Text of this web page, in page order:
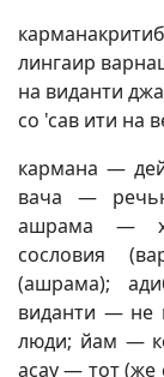
лингаир
на виданти
со 'сав ити на
кармана —
вача —
ашрама —
сословия
(ашрама);
виданти — не
люди; йам —
асау — тот